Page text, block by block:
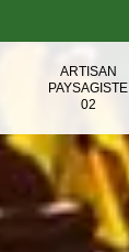
ARTISAN
PAYSAGISTE
02